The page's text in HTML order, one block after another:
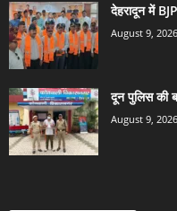
देहरादून में
August 9, 2026
दून पुलिस की
August 9, 2026